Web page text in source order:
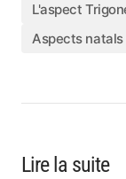
L'aspect
Aspects
Lire la suite